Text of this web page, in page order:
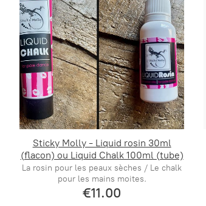
Sticky Molly - Liquid rosin 30ml
(flacon) ou Liquid Chalk 100ml (tube)
La rosin pour les peaux sèches / Le chalk
pour les mains moites.
€11.00